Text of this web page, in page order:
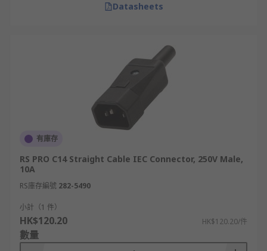
Datasheets
有庫存
RS PRO C14 Straight Cable IEC Connector, 250V Male,
10A
RS庫存編號 282-5490
小計（1 件）
HK$120.20 HK$120.20/件
數量